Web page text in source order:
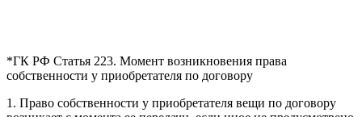
*ГК РФ Статья 223. Момент возникновения права
собственности у приобретателя по договору
1. Право собственности у приобретателя вещи по договору